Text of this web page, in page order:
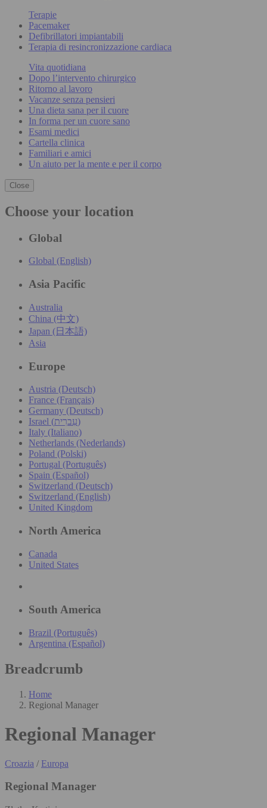
Terapie
Pacemaker
Defibrillatori impiantabili
Terapia di resincronizzazione cardiaca
Vita quotidiana
Dopo l’intervento chirurgico
Ritorno al lavoro
Vacanze senza pensieri
Una dieta sana per il cuore
In forma per un cuore sano
Esami medici
Cartella clinica
Familiari e amici
Un aiuto per la mente e per il corpo
Close
Choose your location
Global
Global (English)
Asia Pacific
Australia
China (中文)
Japan (日本語)
Asia
Europe
Austria (Deutsch)
France (Français)
Germany (Deutsch)
Israel (עִברִית)
Italy (Italiano)
Netherlands (Nederlands)
Poland (Polski)
Portugal (Português)
Spain (Español)
Switzerland (Deutsch)
Switzerland (English)
United Kingdom
North America
Canada
United States
South America
Brazil (Português)
Argentina (Español)
Breadcrumb
Home
Regional Manager
Regional Manager
Croazia / Europa
Regional Manager